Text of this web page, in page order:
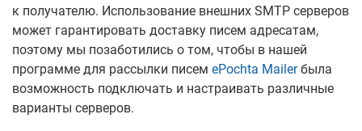
к получателю. Использование внешних SMTP серверов
может гарантировать доставку писем адресатам,
поэтому мы позаботились о том, чтобы в нашей
программе для рассылки писем ePochta Mailerбыла
возможность подключать и настраивать различные
варианты серверов.